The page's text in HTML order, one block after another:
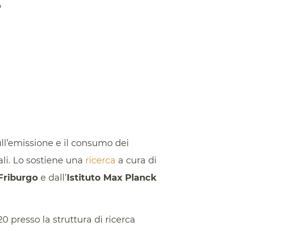
e il consumo dei
Lo sostiene una ricerca a cura di
e dall’Istituto Max Planck
presso la struttura di ricerca